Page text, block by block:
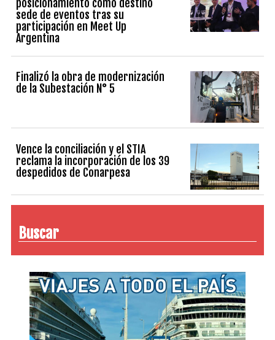
posicionamiento como destino
sede de eventos tras su
participación en Meet Up
Argentina
Finalizó la obra de modernización
de la Subestación N° 5
Vence la conciliación y el STIA
reclama la incorporación de los 39
despedidos de Conarpesa
Buscar